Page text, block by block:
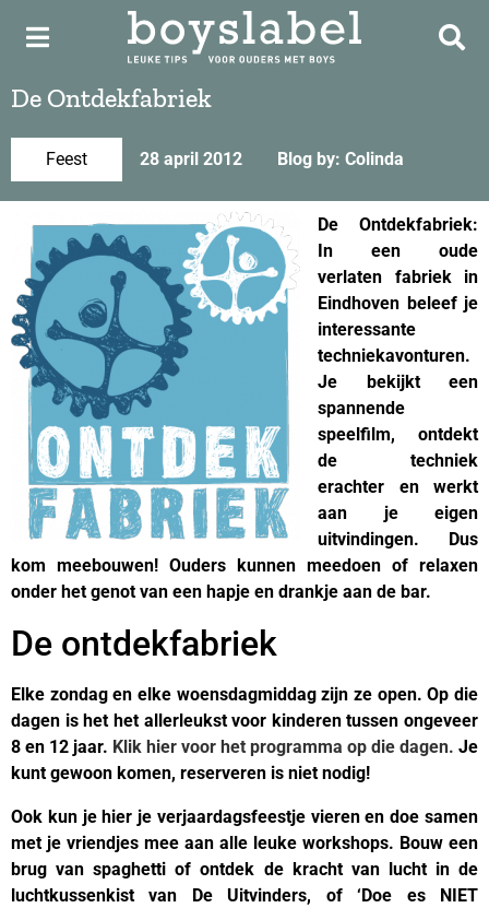
De Ontdekfabriek
Feest 28 april 2012 Blog by: Colinda
De Ontdekfabriek:
In een oude
verlaten fabriek in
Eindhoven beleef je
interessante
techniekavonturen.
Je bekijkt een
spannende
speelfilm, ontdekt
de techniek
erachter en werkt
aan je eigen
uitvindingen. Dus
kom meebouwen! Ouders kunnen meedoen of relaxen
onder het genot van een hapje en drankje aan de bar.
De ontdekfabriek
Elke zondag en elke woensdagmiddag zijn ze open. Op die
dagen is het het allerleukst voor kinderen tussen ongeveer
8 en 12 jaar. Klik hier voor het programma op die dagen. Je
kunt gewoon komen, reserveren is niet nodig!
Ook kun je hier je verjaardagsfeestje vieren en doe samen
met je vriendjes mee aan alle leuke workshops. Bouw een
brug van spaghetti of ontdek de kracht van lucht in de
luchtkussenkist van De Uitvinders, of ‘Doe es NIET